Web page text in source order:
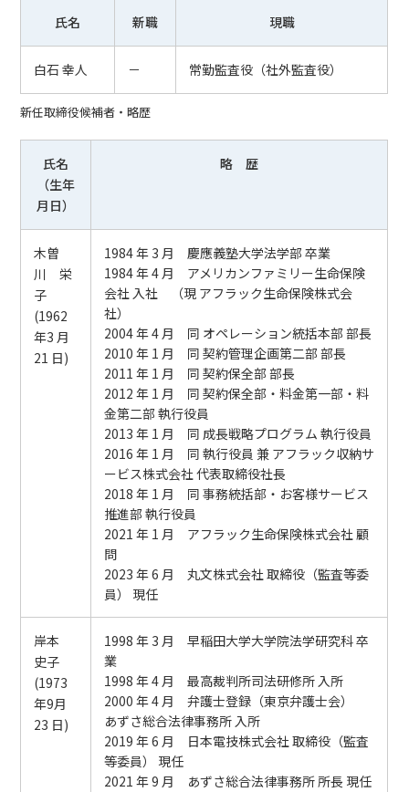
氏名 新職 現職
白石 幸人 － 常勤監査役（社外監査役）
新任取締役候補者・略歴
氏名
（生年
月日）
略 歴
木曽
川 栄
子
(1962
年3 月
21 日)
1984 年 3 月 慶應義塾大学法学部 卒業
1984 年 4 月 アメリカンファミリー生命保険
会社 入社 （現 アフラック生命保険株式会
社）
2004 年 4 月 同 オペレーション統括本部 部長
2010 年 1 月 同 契約管理企画第二部 部長
2011 年 1 月 同 契約保全部 部長
2012 年 1 月 同 契約保全部・料金第一部・料
金第二部 執行役員
2013 年 1 月 同 成長戦略プログラム 執行役員
2016 年 1 月 同 執行役員 兼 アフラック収納サ
ービス株式会社 代表取締役社長
2018 年 1 月 同 事務統括部・お客様サービス
推進部 執行役員
2021 年 1 月 アフラック生命保険株式会社 顧
問
2023 年 6 月 丸文株式会社 取締役（監査等委
員） 現任
岸本
史子
(1973
年9月
23 日)
1998 年 3 月 早稲田大学大学院法学研究科 卒
業
1998 年 4 月 最高裁判所司法研修所 入所
2000 年 4 月 弁護士登録（東京弁護士会）
あずさ総合法律事務所 入所
2019 年 6 月 日本電技株式会社 取締役（監査
等委員） 現任
2021 年 9 月 あずさ総合法律事務所 所長 現任